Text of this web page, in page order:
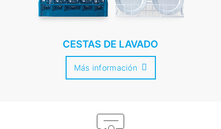
CESTAS DE LAVADO
Más información